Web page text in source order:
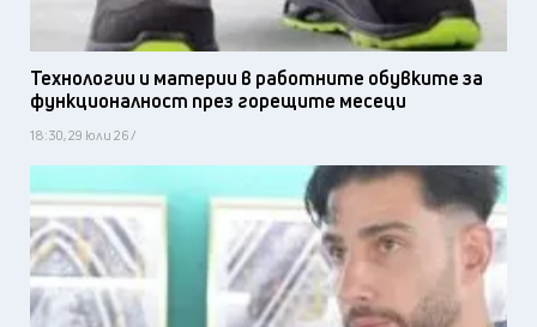
Технологии и материи в работните обувките за
функционалност през горещите месеци
18:30, 29 юли 26 /